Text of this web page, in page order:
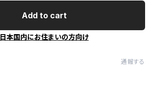
Add to cart
日本国内にお住まいの方向け
通報する